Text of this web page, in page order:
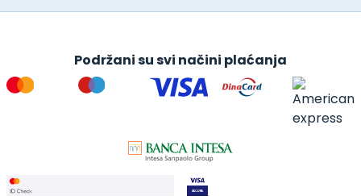
Podržani su svi načini plaćanja